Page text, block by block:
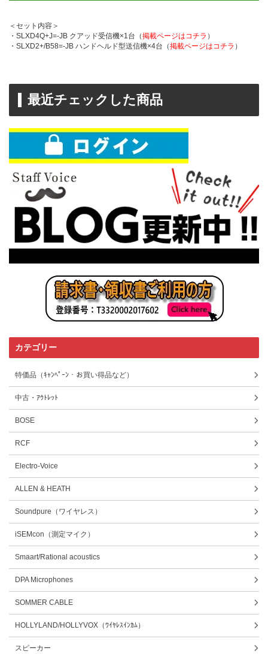
＜セット内容＞
・SLXD4Q+J=-JB クアッド受信機×1台（掲載ページはコチラ ）
・SLXD2+/B58=-JB ハンドヘルド型送信機×4台（掲載ページはコチラ ）
最近チェックした商品
カテゴリー
特価品（ｷｬﾝﾍﾟｰﾝ・お買い得品など）
中古・ｱｳﾄﾚｯﾄ
BOSE
RCF
Electro-Voice
ALLEN & HEATH
Soundpure（ワイヤレス）
iSEMcon（測定マイク）
Smaart/Rational acoustics
DPA Microphones
SOMMER CABLE
HOLLYLAND/HOLLYVOX（ﾜｲﾔﾚｽｲﾝｶﾑ）
スピーカー